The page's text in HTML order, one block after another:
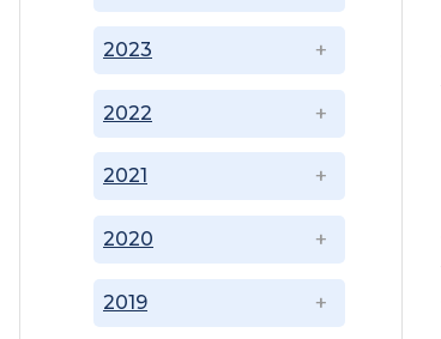
2019
2020
2021
2022
2023